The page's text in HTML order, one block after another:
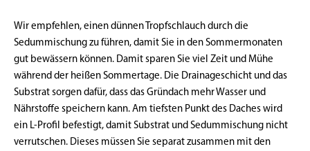
Wir empfehlen, einen dünnen Tropfschlauch durch die
Sedummischung zu führen, damit Sie in den Sommermonaten
gut bewässern können. Damit sparen Sie viel Zeit und Mühe
während der heißen Sommertage. Die Drainageschicht und das
Substrat sorgen dafür, dass das Gründach mehr Wasser und
Nährstoffe speichern kann. Am tiefsten Punkt des Daches wird
ein L-Profil befestigt, damit Substrat und Sedummischung nicht
verrutschen. Dieses müssen Sie separat zusammen mit den